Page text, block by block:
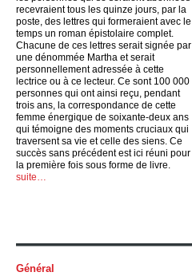
recevraient tous les quinze jours, par la
poste, des lettres qui formeraient avec le
temps un roman épistolaire complet.
Chacune de ces lettres serait signée par
une dénommée Martha et serait
personnellement adressée à cette
lectrice ou à ce lecteur. Ce sont 100 000
personnes qui ont ainsi reçu, pendant
trois ans, la correspondance de cette
femme énergique de soixante-deux ans
qui témoigne des moments cruciaux qui
traversent sa vie et celle des siens. Ce
succès sans précédent est ici réuni pour
la première fois sous forme de livre.
suite…
Général